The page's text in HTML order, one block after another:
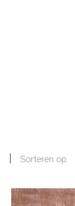
Sorteren op